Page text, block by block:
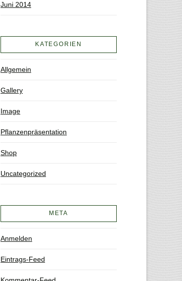
Juni 2014
KATEGORIEN
Allgemein
Gallery
Image
Pflanzenpräsentation
Shop
Uncategorized
META
Anmelden
Eintrags-Feed